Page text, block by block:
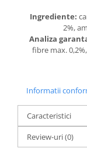
Ingrediente:
2%,
Analiza
fibre max.
Informatii
Caracteristici
Review-uri(0)